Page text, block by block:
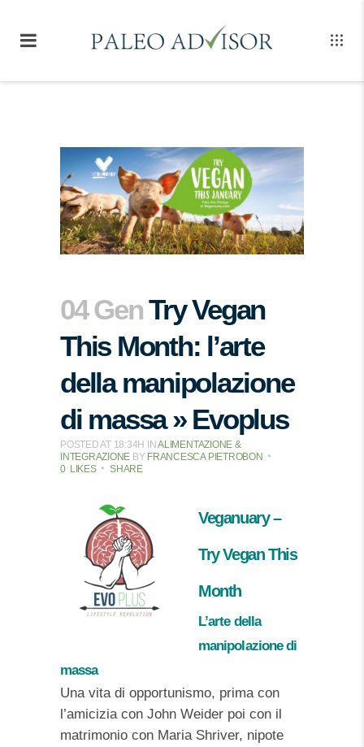
04 GenTry Vegan
This Month: l’arte
della manipolazione
di massa » Evoplus
POSTED AT 18:34H INALIMENTAZIONE &
INTEGRAZIONE BY FRANCESCA PIETROBON
0 LIKES SHARE
Veganuary –
Try Vegan This
Month
L’arte della
manipolazione di
massa
Una vita di opportunismo, prima con
l’amicizia con John Weider poi con il
matrimonio con Maria Shriver, nipote